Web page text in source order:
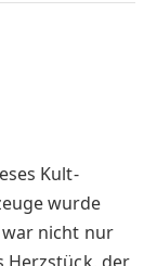
Kult-
wurde
nicht nur